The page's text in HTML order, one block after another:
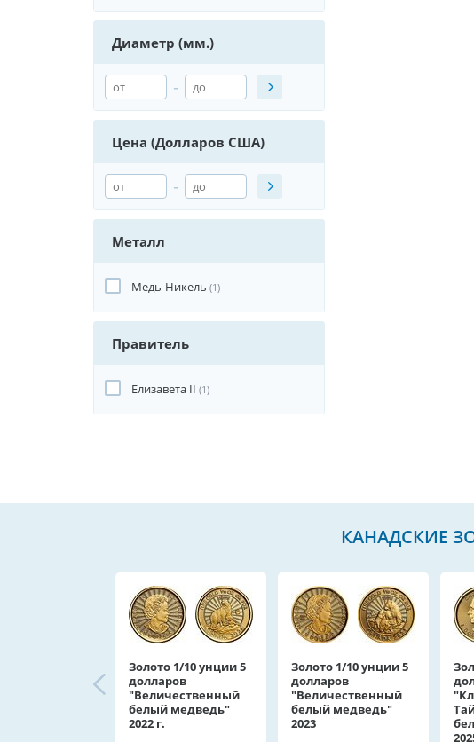
Диаметр (мм.)
-
Цена (Долларов США)
-
Металл
Медь-Никель (1)
Правитель
Елизавета II (1)
КАНАДСКИЕ
Золото 1/10 унции 5
долларов
"Величественный
белый медведь"
2022 г.
Золото 1/10 унции 5
долларов
"Величественный
белый медведь"
2023